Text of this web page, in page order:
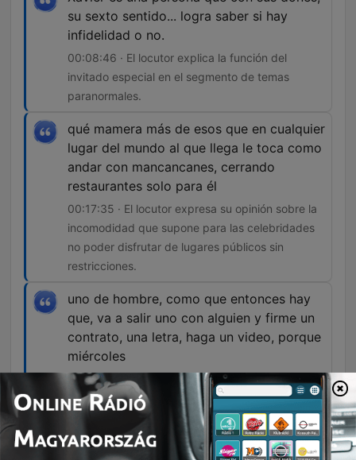
su sexto sentido... logra saber si hay
infidelidad o no.
00:08:46 · El locutor explica la función del
invitado especial en el segmento de temas
paranormales.
qué mamera más de esos que en cualquier
lugar del mundo al que llega le toca como
andar con mancancanes, cerrando
restaurantes solo para él
00:17:35 · El locutor expresa su opinión sobre la
incomodidad que supone para las celebridades
no poder disfrutar de lugares públicos sin
restricciones.
uno de hombre, como que entonces hay
que, va a salir uno con alguien y firme un
contrato, una letra, haga un video, porque
miércoles
00:31:03 · El locutor expresa la frustración de los
hombres ante el temor de enfrentar
consecuencias legales por actos que antes se
consideraban parte del cortejo normal.